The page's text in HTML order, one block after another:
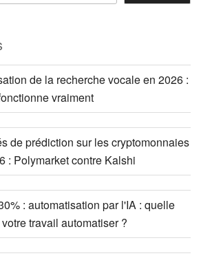
de la recherche vocale en 2026 :
vraiment
de prédiction sur les cryptomonnaies
: Polymarket contre Kalshi
: automatisation par l'IA : quelle
travail automatiser ?